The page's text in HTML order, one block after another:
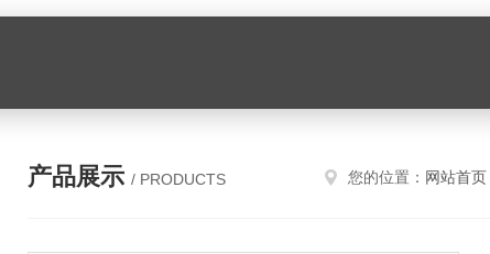
产品展示 / PRODUCTS 您的位置： 网站首页